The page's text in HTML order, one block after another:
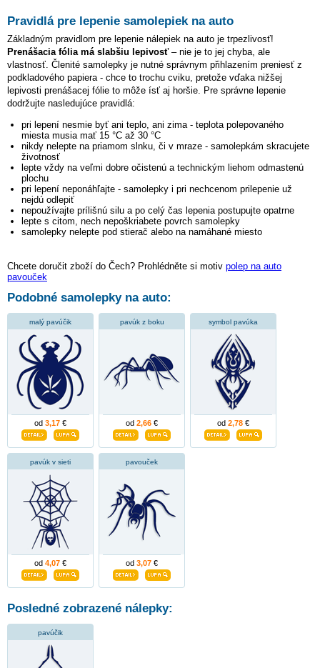
Pravidlá pre lepenie samolepiek na auto
Základným pravidlom pre lepenie nálepiek na auto je trpezlivosť!
Prenášacia fólia má slabšiu lepivosť– nie je to jej chyba, ale
vlastnosť. Členité samolepky je nutné správnym přihlazením preniesť z
podkladového papiera - chce to trochu cviku, pretože vďaka nižšej
lepivosti prenášacej fólie to môže ísť aj horšie. Pre správne lepenie
dodržujte nasledujúce pravidlá:
pri lepení nesmie byť ani teplo, ani zima - teplota polepovaného
miesta musia mať 15 °C až 30 °C
nikdy nelepte na priamom slnku, či v mraze - samolepkám skracujete
životnosť
lepte vždy na veľmi dobre očistenú a technickým liehom odmastenú
plochu
pri lepení neponáhľajte - samolepky i pri nechcenom prilepenie už
nejdú odlepiť
nepoužívajte prílišnú silu a po celý čas lepenia postupujte opatrne
lepte s citom, nech nepoškriabete povrch samolepky
samolepky nelepte pod stierač alebo na namáhané miesto
Chcete doručit zboží do Čech? Prohlédněte si motiv polep na auto
pavouček
Podobné samolepky na auto:
malý pavúčik
od 3,17 €
pavúk z boku
od 2,66 €
symbol pavúka
od 2,78 €
pavúk v sieti
od 4,07 €
pavouček
od 3,07 €
Posledné zobrazené nálepky:
pavúčik